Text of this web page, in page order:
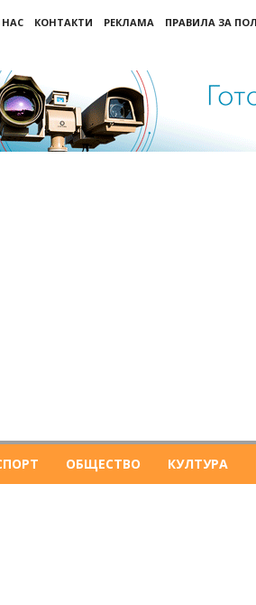
НАС КОНТАКТИ РЕКЛАМА ПРАВИЛА ЗА
ОБЩЕСТВО КУЛТУРА